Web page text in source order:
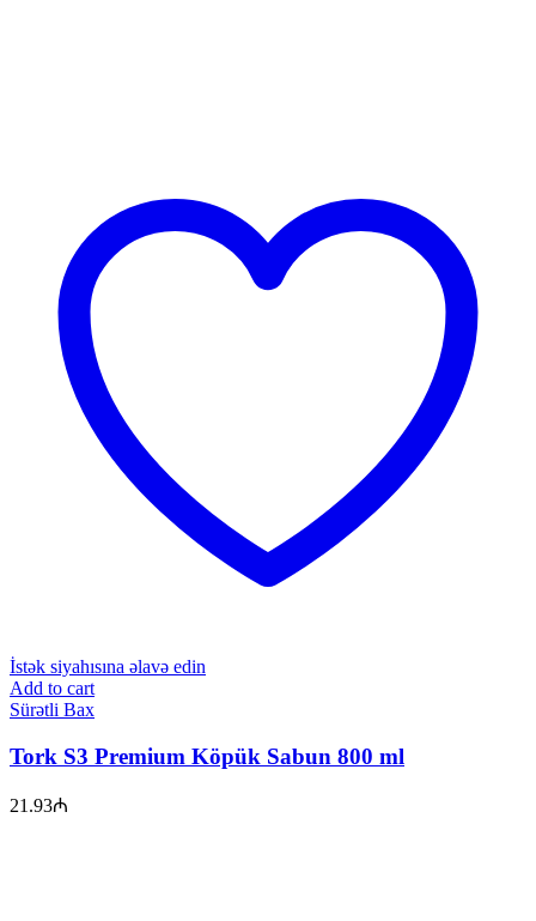
İstək siyahısına əlavə edin
Add to cart
Sürətli Bax
Tork S3 Premium Köpük Sabun 800 ml
21.93₼